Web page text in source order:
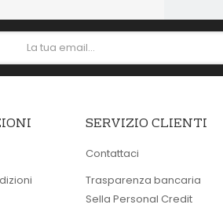
SERVIZIO CLIENTI
Contattaci
Trasparenza bancaria
Sella Personal Credit